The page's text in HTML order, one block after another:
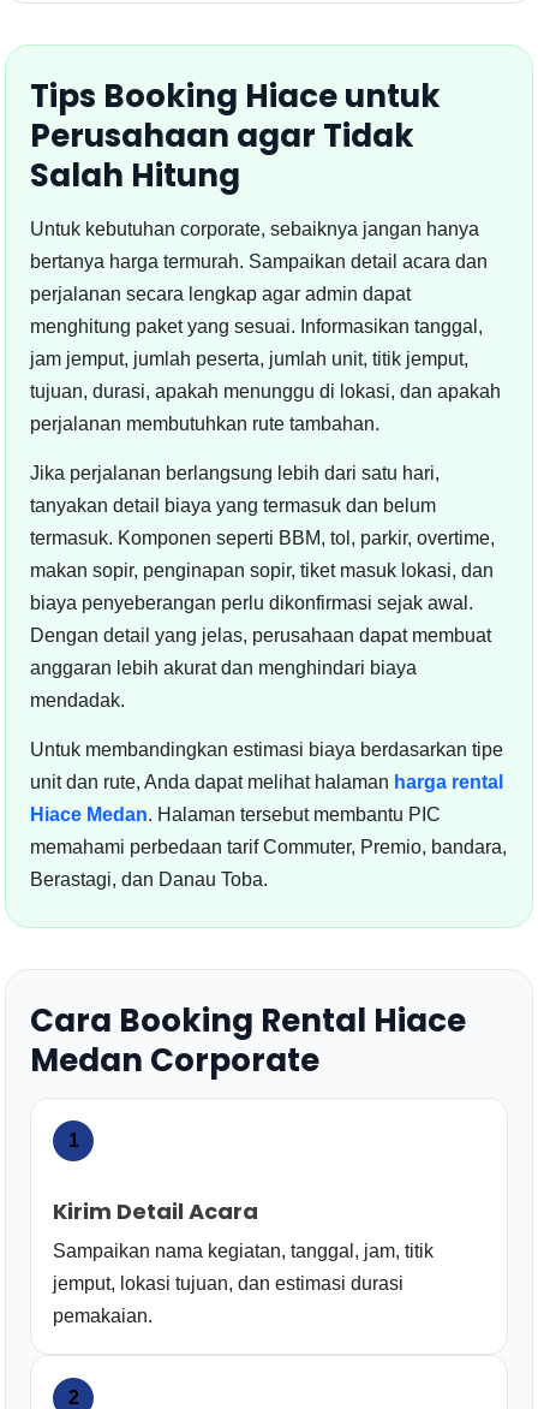
Tips Booking Hiace untuk
Perusahaan agar Tidak
Salah Hitung
Untuk kebutuhan corporate, sebaiknya jangan hanya
bertanya harga termurah. Sampaikan detail acara dan
perjalanan secara lengkap agar admin dapat
menghitung paket yang sesuai. Informasikan tanggal,
jam jemput, jumlah peserta, jumlah unit, titik jemput,
tujuan, durasi, apakah menunggu di lokasi, dan apakah
perjalanan membutuhkan rute tambahan.
Jika perjalanan berlangsung lebih dari satu hari,
tanyakan detail biaya yang termasuk dan belum
termasuk. Komponen seperti BBM, tol, parkir, overtime,
makan sopir, penginapan sopir, tiket masuk lokasi, dan
biaya penyeberangan perlu dikonfirmasi sejak awal.
Dengan detail yang jelas, perusahaan dapat membuat
anggaran lebih akurat dan menghindari biaya
mendadak.
Untuk membandingkan estimasi biaya berdasarkan tipe
unit dan rute, Anda dapat melihat halaman harga rental
Hiace Medan. Halaman tersebut membantu PIC
memahami perbedaan tarif Commuter, Premio, bandara,
Berastagi, dan Danau Toba.
Cara Booking Rental Hiace
Medan Corporate
1
Kirim Detail Acara
Sampaikan nama kegiatan, tanggal, jam, titik
jemput, lokasi tujuan, dan estimasi durasi
pemakaian.
2